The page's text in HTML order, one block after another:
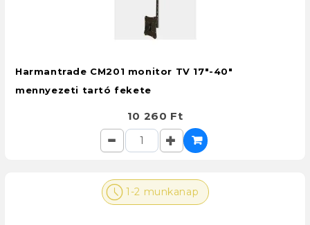
Harmantrade CM201 monitor TV 17"-40"
mennyezeti tartó fekete
10 260 Ft
1-2 munkanap